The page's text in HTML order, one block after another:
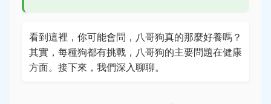
看到這裡，你可能會問，八哥狗真的那麼好養嗎？
其實，每種狗都有挑戰，八哥狗的主要問題在健康
方面。接下來，我們深入聊聊。